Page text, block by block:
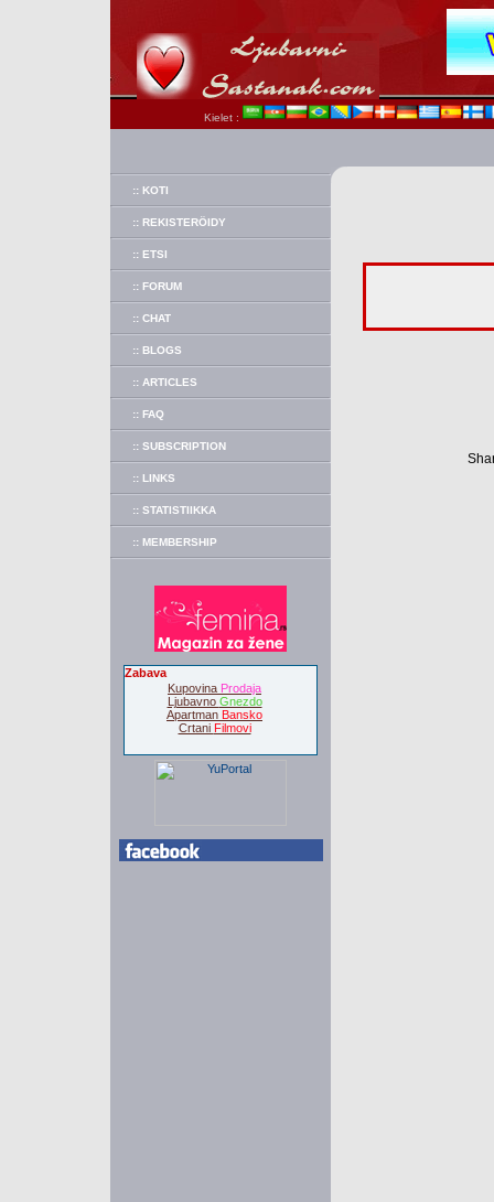
Kielet :
:: KOTI
:: REKISTERÖIDY
:: ETSI
:: FORUM
:: CHAT
:: BLOGS
:: ARTICLES
:: FAQ
:: SUBSCRIPTION
:: LINKS
:: STATISTIIKKA
:: MEMBERSHIP
Zabava
Kupovina Prodaja
Ljubavno Gnezdo
Apartman Bansko
Crtani Filmovi